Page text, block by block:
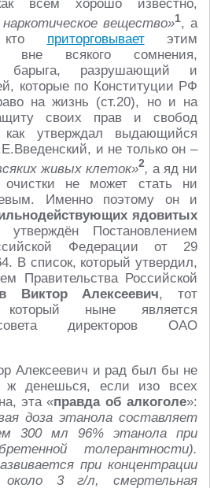
всем хорошо известно,
вещество»1, а
кто приторговываетэтим
вне всякого сомнения,
разрушающий и
которые по Конституции РФ
на жизнь (ст.20), но и на
своих прав и свобод
как утверждал выдающийся
и не только он –
живых клеток»2, а яд ни
очистки не может стать ни
Именно поэтому он и
ядовитых
Постановлением
Федерации от 29
В список, который утвердил,
Правительства Российской
Виктор Алексеевич, тот
ныне является
директоров ОАО
Алексеевич и рад был бы не
ж денешься, если изо всех
эта «правда об алкоголе»:
доза этанола составляет
300 мл 96% этанола при
толерантности).
при концентрации
3 г/л, смертельная